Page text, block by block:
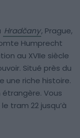
Hradčany, Prague,
Humprecht
au XVIIe siècle
Situé près du
une riche histoire.
Vous
tram 22 jusqu’à